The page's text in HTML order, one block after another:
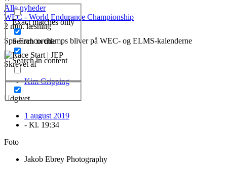
Exact matches only
Search in title
Search in content
Alle nyheder
WEC - World Endurance Championship
2 min. læsning
Spa-Francorchamps bliver på WEC- og ELMS-kalenderne
Skrevet af
Kim Gripping
Udgivet
1 august 2019
- Kl. 19:34
Foto
Jakob Ebrey Photography